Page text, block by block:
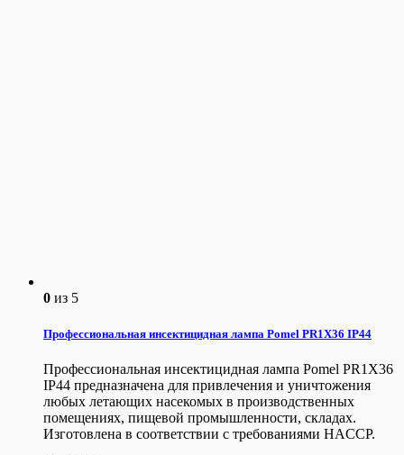
0 из 5
Профессиональная инсектицидная лампа Pomel PR1X36 IP44
Профессиональная инсектицидная лампа Pomel PR1X36
IP44 предназначена для привлечения и уничтожения
любых летающих насекомых в производственных
помещениях, пищевой промышленности, складах.
Изготовлена в соответствии с требованиями HACCP.